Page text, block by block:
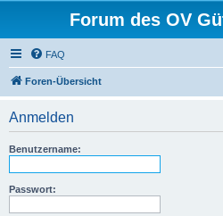
Forum des OV
FAQ
Foren-Übersicht
Anmelden
Benutzername:
Passwort: